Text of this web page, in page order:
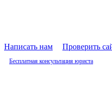
Написать нам Проверить
Бесплатная консультация юриста